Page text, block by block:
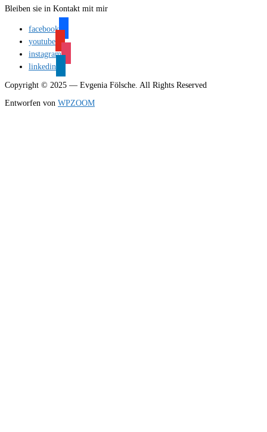
Bleiben sie in Kontakt mit mir
facebook
youtube
instagram
linkedin
Copyright © 2025 — Evgenia Fölsche. All Rights Reserved
Entworfen von WPZOOM